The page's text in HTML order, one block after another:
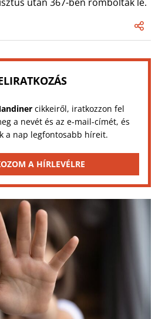
cikkeiről, iratkozzon fel
a nevét és az e-mail-címét, és
a nap legfontosabb híreit.
A HÍRLEVÉLRE